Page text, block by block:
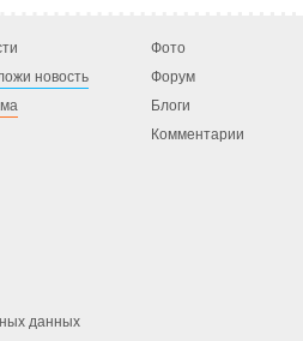
новость
Фото
Форум
Блоги
Комментарии
данных